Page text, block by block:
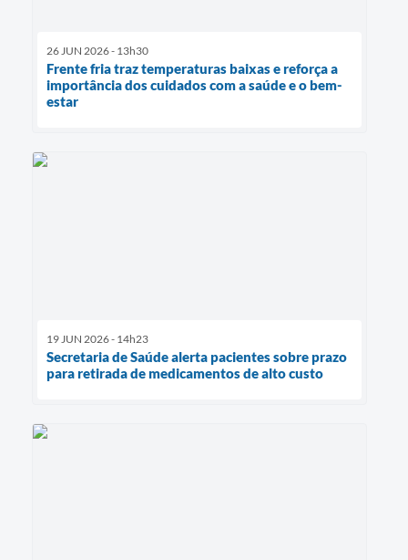
26 JUN 2026 - 13h30
Frente fria traz temperaturas baixas e reforça a
importância dos cuidados com a saúde e o bem-
estar
19 JUN 2026 - 14h23
Secretaria de Saúde alerta pacientes sobre prazo
para retirada de medicamentos de alto custo